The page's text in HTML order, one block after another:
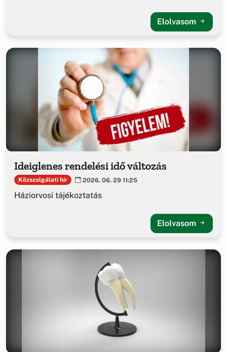
Elolvasom
Ideiglenes rendelési idő változás
Közszolgálati hír 2026. 06. 29 11:25
Háziorvosi tájékoztatás
Elolvasom